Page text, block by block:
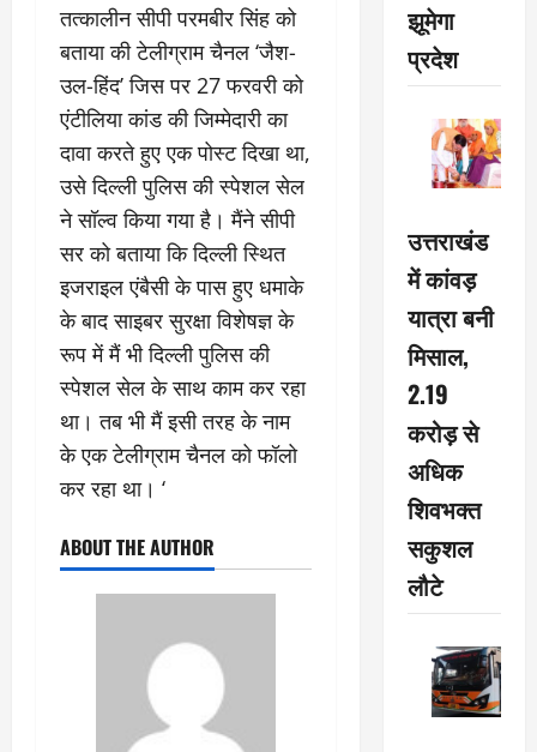
तत्कालीन सीपी परमबीर सिंह को
बताया की टेलीग्राम चैनल ‘जैश-
उल-हिंद’ जिस पर 27 फरवरी को
एंटीलिया कांड की जिम्मेदारी का
दावा करते हुए एक पोस्ट दिखा था,
उसे दिल्ली पुलिस की स्पेशल सेल
ने सॉल्व किया गया है। मैंने सीपी
सर को बताया कि दिल्ली स्थित
इजराइल एंबैसी के पास हुए धमाके
के बाद साइबर सुरक्षा विशेषज्ञ के
रूप में मैं भी दिल्ली पुलिस की
स्पेशल सेल के साथ काम कर रहा
था। तब भी मैं इसी तरह के नाम
के एक टेलीग्राम चैनल को फॉलो
कर रहा था। ‘
ABOUT THE AUTHOR
झूमेगा
प्रदेश
उत्तराखंड
में कांवड़
यात्रा बनी
मिसाल,
2.19
करोड़ से
अधिक
शिवभक्त
सकुशल
लौटे